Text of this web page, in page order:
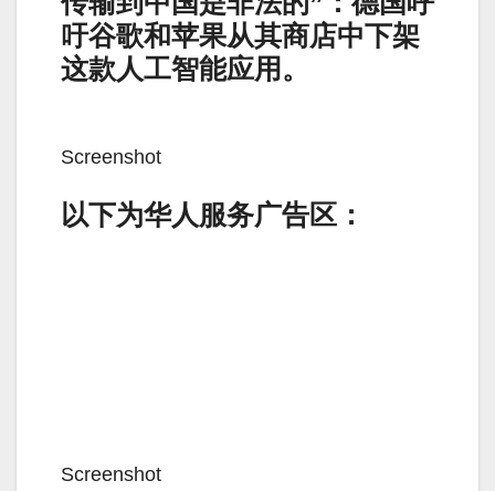
吁谷歌和苹果从其商店中下架
这款人工智能应用。
Screenshot
以下为华人服务广告区：
Screenshot